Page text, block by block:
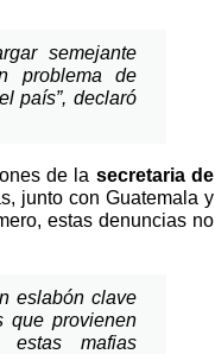
semejante
problema de
país”, declaró
de la secretaria de
junto con Guatemala y
estas denuncias no
eslabón clave
que provienen
mafias